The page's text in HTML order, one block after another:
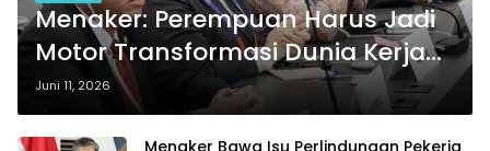
Menaker: Perempuan Harus Jadi
Motor Transformasi Dunia Kerja
Era AI
Juni 11, 2026